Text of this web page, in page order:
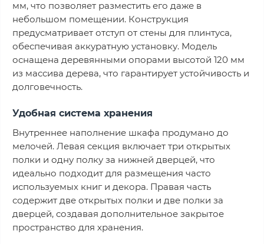
мм, что позволяет разместить его даже в
небольшом помещении. Конструкция
предусматривает отступ от стены для плинтуса,
обеспечивая аккуратную установку. Модель
оснащена деревянными опорами высотой 120 мм
из массива дерева, что гарантирует устойчивость и
долговечность.
Удобная система хранения
Внутреннее наполнение шкафа продумано до
мелочей. Левая секция включает три открытых
полки и одну полку за нижней дверцей, что
идеально подходит для размещения часто
используемых книг и декора. Правая часть
содержит две открытых полки и две полки за
дверцей, создавая дополнительное закрытое
пространство для хранения.